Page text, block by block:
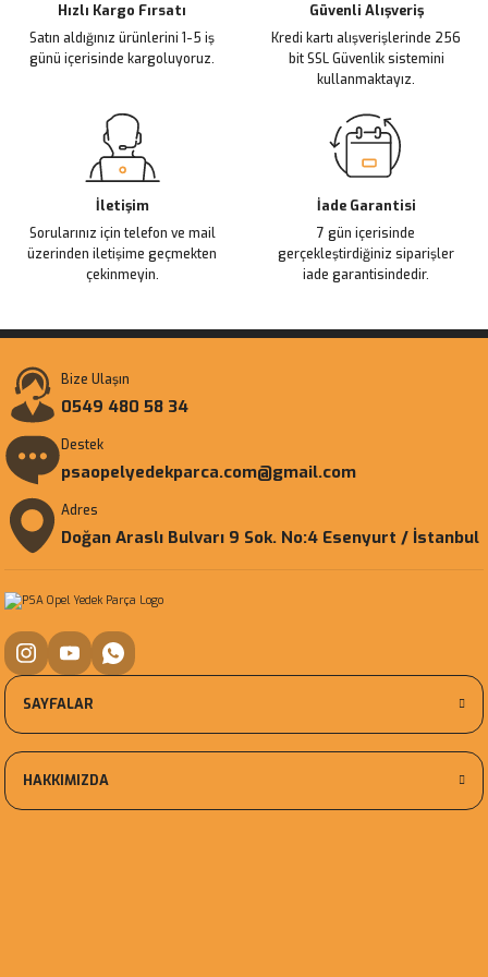
Ürün fiyatı diğer sitelerden daha pahalı.
Bu ürüne benzer farklı alternatifler olmalı.
Hızlı Kargo Fırsatı
Satın aldığınız ürünlerini 1-5 iş
günü içerisinde kargoluyoruz.
Güvenli Alışveriş
Kredi kartı alışverişlerinde 256
bit SSL Güvenlik sistemini
kullanmaktayız.
İletişim
Sorularınız için telefon ve mail
üzerinden iletişime geçmekten
çekinmeyin.
İade Garantisi
7 gün içerisinde
gerçekleştirdiğiniz siparişler
iade garantisindedir.
Bize Ulaşın
0549 480 58 34
Destek
psaopelyedekparca.com@gmail.com
Adres
Doğan Araslı Bulvarı 9 Sok. No:4 Esenyurt / İstanbul
SAYFALAR
HAKKIMIZDA